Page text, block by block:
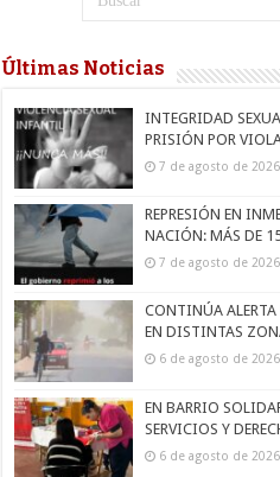
Últimas Noticias
INTEGRIDAD
PRISIÓN POR
7 de agosto de 2026
REPRESIÓN EN
NACIÓN: MÁS DE
7 de agosto de 2026
CONTINÚA
EN DISTINTAS
6 de agosto de 2026
EN BARRIO
SERVICIOS Y
6 de agosto de 2026